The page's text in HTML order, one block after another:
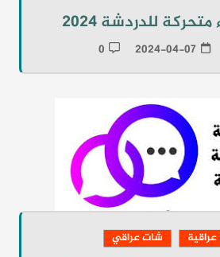
للدردشة 2024
2024-04-07
0
شات عراقي